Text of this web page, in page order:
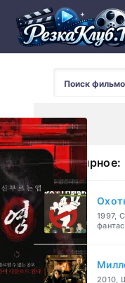
Популярное:
1997,
2010,